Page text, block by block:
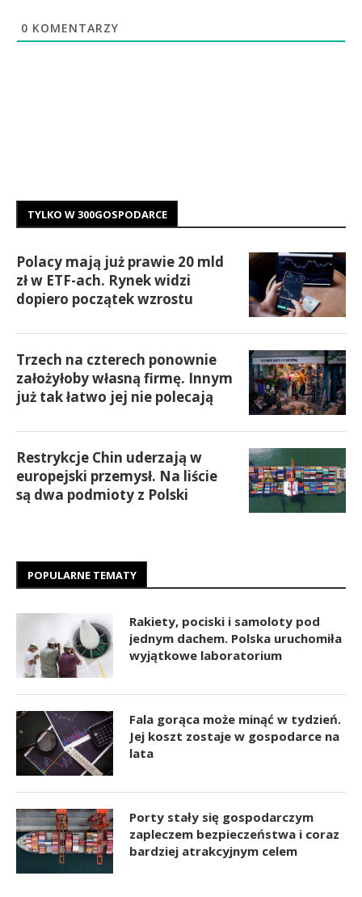
0 KOMENTARZY
TYLKO W 300GOSPODARCE
Polacy mają już prawie 20 mld
zł w ETF-ach. Rynek widzi
dopiero początek wzrostu
Trzech na czterech ponownie
założyłoby własną firmę. Innym
już tak łatwo jej nie polecają
Restrykcje Chin uderzają w
europejski przemysł. Na liście
są dwa podmioty z Polski
POPULARNE TEMATY
Rakiety, pociski i samoloty pod
jednym dachem. Polska uruchomiła
wyjątkowe laboratorium
Fala gorąca może minąć w tydzień.
Jej koszt zostaje w gospodarce na
lata
Porty stały się gospodarczym
zapleczem bezpieczeństwa i coraz
bardziej atrakcyjnym celem